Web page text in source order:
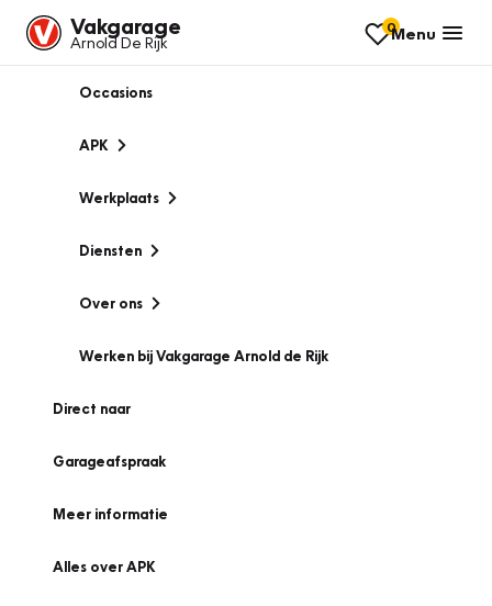
Vakgarage
Arnold De Rijk
0Menu
Occasions
APK
Werkplaats
Diensten
Over ons
Werken bij Vakgarage Arnold de Rijk
Direct naar
Garageafspraak
Meer informatie
Alles over APK